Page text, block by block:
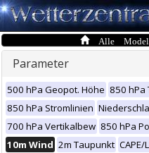
Alle
Parameter
500 hPa Geopot. Höhe 850 hPa
850 hPa Stromlinien
700 hPa Vertikalbew 850 hPa
10m Wind 2m Taupunkt CAPE/